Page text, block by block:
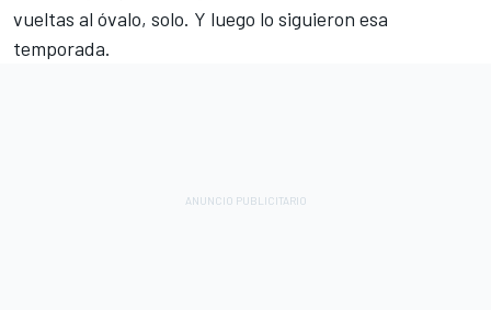
vueltas al óvalo, solo. Y luego lo siguieron esa
temporada.